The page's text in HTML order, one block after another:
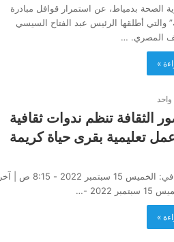
الصحة بدمياط، عن استمرار قوافل مبادرة
والتي أطلقها الرئيس عبد الفتاح السيسي
المصري. …
»
الثقافة تنظم ندوات ثقافية
تعليمية بقرى حياة كريمة
أ ش أ نشر في: الخميس 15 سبتمبر 2022 - 8:15 ص | آخر
2022 -…
»